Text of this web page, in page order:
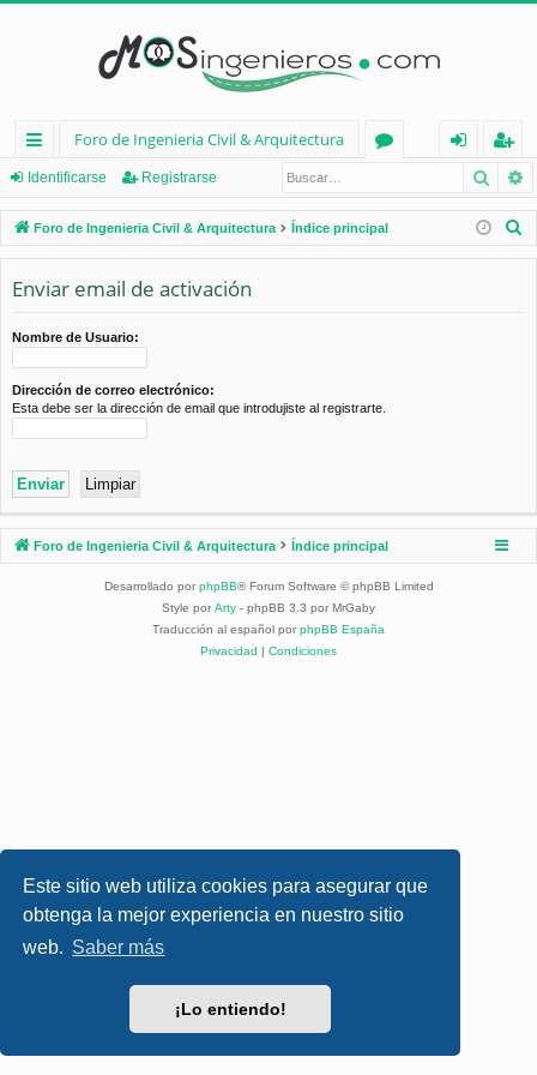
Este sitio web utiliza cookies para asegurar que
obtenga la mejor experiencia en nuestro sitio
web. Saber más
¡Lo entiendo!
nl
ac
es
rá
d
os
Foro de Ingenieria Civil & Arquitectura
os
nt
ifi
eg
ist
ra
Identificarse Registrarse
Foro de Ingenieria Civil & Arquitectura Índice principal
Enviar email de activación
Nombre de Usuario:
Dirección de correo electrónico:
Esta debe ser la dirección de email que introdujiste al registrarte.
Foro de Ingenieria Civil & Arquitectura Índice principal
Desarrollado por phpBB® Forum Software © phpBB Limited
Style por Arty - phpBB 3.3 por MrGaby
Traducción al español por phpBB España
Privacidad | Condiciones